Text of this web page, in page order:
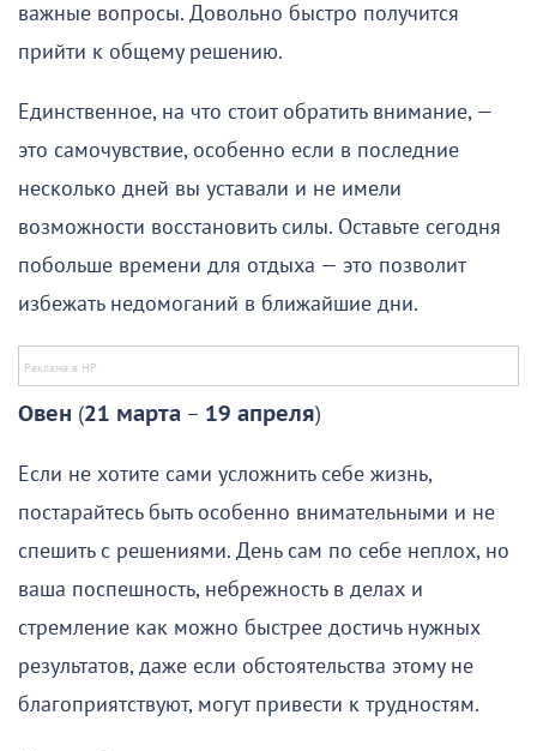
важные вопросы. Довольно быстро получится
прийти к общему решению.
Единственное, на что стоит обратить внимание, —
это самочувствие, особенно если в последние
несколько дней вы уставали и не имели
возможности восстановить силы. Оставьте сегодня
побольше времени для отдыха — это позволит
избежать недомоганий в ближайшие дни.
Овен (21 марта – 19 апреля)
Если не хотите сами усложнить себе жизнь,
постарайтесь быть особенно внимательными и не
спешить с решениями. День сам по себе неплох, но
ваша поспешность, небрежность в делах и
стремление как можно быстрее достичь нужных
результатов, даже если обстоятельства этому не
благоприятствуют, могут привести к трудностям.